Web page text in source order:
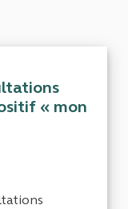
« mon